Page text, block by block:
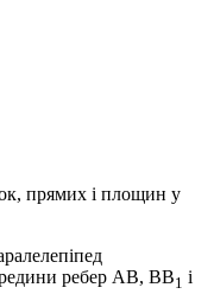
прямих і площин у
ребер AB, BB1 і